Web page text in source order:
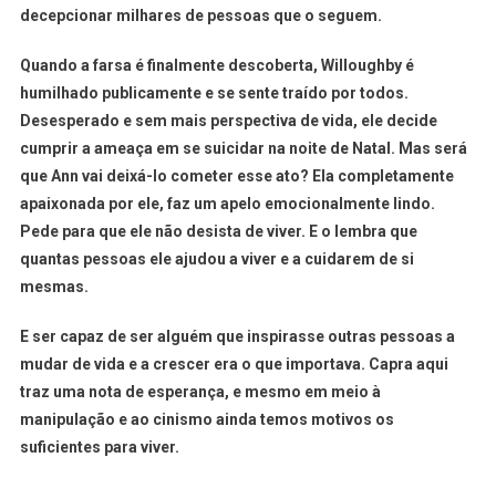
decepcionar milhares de pessoas que o seguem.
Quando a farsa é finalmente descoberta, Willoughby é
humilhado publicamente e se sente traído por todos.
Desesperado e sem mais perspectiva de vida, ele decide
cumprir a ameaça em se suicidar na noite de Natal. Mas será
que Ann vai deixá-lo cometer esse ato? Ela completamente
apaixonada por ele, faz um apelo emocionalmente lindo.
Pede para que ele não desista de viver. E o lembra que
quantas pessoas ele ajudou a viver e a cuidarem de si
mesmas.
E ser capaz de ser alguém que inspirasse outras pessoas a
mudar de vida e a crescer era o que importava. Capra aqui
traz uma nota de esperança, e mesmo em meio à
manipulação e ao cinismo ainda temos motivos os
suficientes para viver.